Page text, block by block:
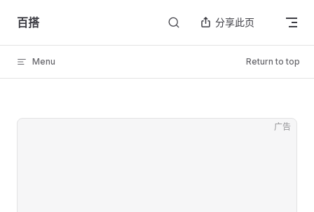
Skip to content
百搭 分享此页
Menu Return to top
广告